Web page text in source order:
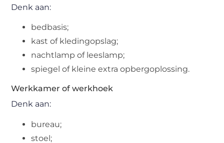
Denk aan:
bedbasis;
kast of kledingopslag;
nachtlamp of leeslamp;
spiegel of kleine extra opbergoplossing.
Werkkamer of werkhoek
Denk aan:
bureau;
stoel;